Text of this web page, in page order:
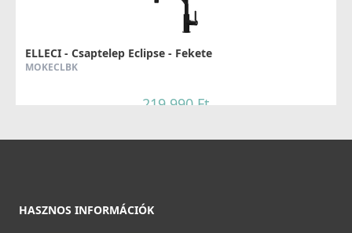
ELLECI - Csaptelep Eclipse - Fekete
MOKECLBK
219 990 Ft
Részletek
HASZNOS INFORMÁCIÓK